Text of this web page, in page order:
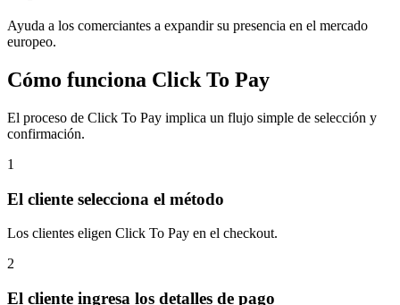
Ayuda a los comerciantes a expandir su presencia en el mercado
europeo.
Cómo funciona Click To Pay
El proceso de Click To Pay implica un flujo simple de selección y
confirmación.
1
El cliente selecciona el método
Los clientes eligen Click To Pay en el checkout.
2
El cliente ingresa los detalles de pago